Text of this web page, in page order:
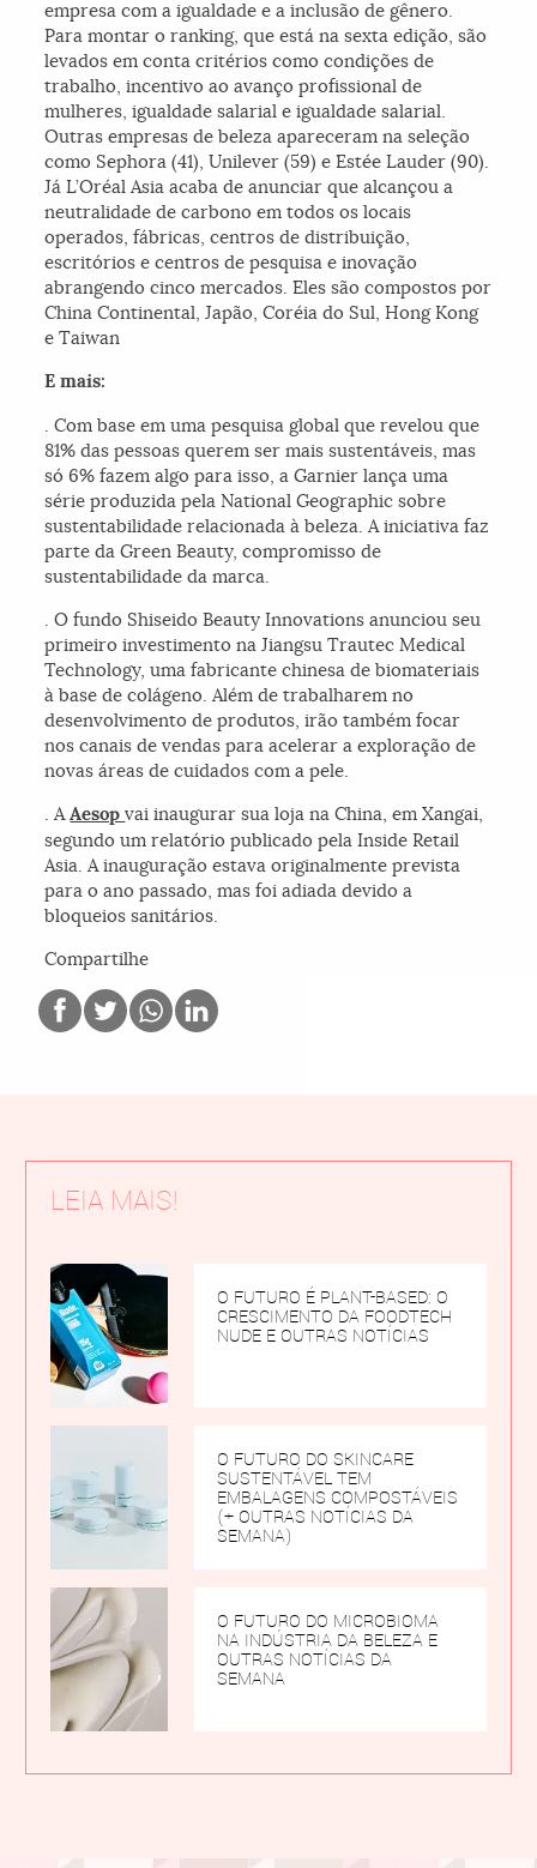
empresa com a igualdade e a inclusão de gênero.
Para montar o ranking, que está na sexta edição, são
levados em conta critérios como condições de
trabalho, incentivo ao avanço profissional de
mulheres, igualdade salarial e igualdade salarial.
Outras empresas de beleza apareceram na seleção
como Sephora (41), Unilever (59) e Estée Lauder (90).
Já L’Oréal Asia acaba de anunciar que alcançou a
neutralidade de carbono em todos os locais
operados, fábricas, centros de distribuição,
escritórios e centros de pesquisa e inovação
abrangendo cinco mercados. Eles são compostos por
China Continental, Japão, Coréia do Sul, Hong Kong
e Taiwan
E mais:
. Com base em uma pesquisa global que revelou que
81% das pessoas querem ser mais sustentáveis, mas
só 6% fazem algo para isso, a Garnier lança uma
série produzida pela National Geographic sobre
sustentabilidade relacionada à beleza. A iniciativa faz
parte da Green Beauty, compromisso de
sustentabilidade da marca.
. O fundo Shiseido Beauty Innovations anunciou seu
primeiro investimento na Jiangsu Trautec Medical
Technology, uma fabricante chinesa de biomateriais
à base de colágeno. Além de trabalharem no
desenvolvimento de produtos, irão também focar
nos canais de vendas para acelerar a exploração de
novas áreas de cuidados com a pele.
. AAesopvai inaugurar sua loja na China, em Xangai,
segundo um relatório publicado pela Inside Retail
Asia. A inauguração estava originalmente prevista
para o ano passado, mas foi adiada devido a
bloqueios sanitários.
Compartilhe
LEIA MAIS!
O FUTURO É PLANT-BASED: O
CRESCIMENTO DA FOODTECH
NUDE E OUTRAS NOTÍCIAS
O FUTURO DO SKINCARE
SUSTENTÁVEL TEM
EMBALAGENS COMPOSTÁVEIS
(+ OUTRAS NOTÍCIAS DA
SEMANA)
O FUTURO DO MICROBIOMA
NA INDÚSTRIA DA BELEZA E
OUTRAS NOTÍCIAS DA
SEMANA